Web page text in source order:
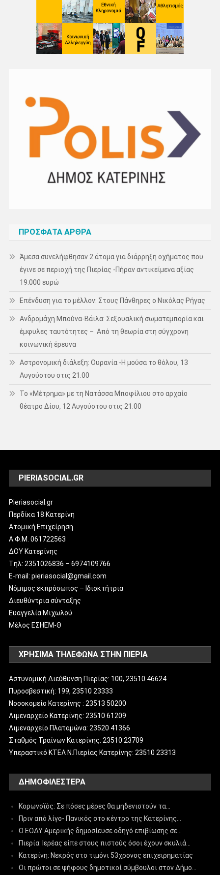
ΠΡΌΣΦΑΤΑ ΆΡΘΡΑ
Άμεσα συνελήφθησαν 2 άτομα για διάρρηξη οχήματος που
έγινε σε περιοχή της Πιερίας -Πήραν αντικείμενα αξίας
19.000 ευρώ
Επένδυση για το μέλλον: Στους Πάνθηρες ο Νικόλας Ρήγας
Ανδρομάχη Μπούνα-Βάιλα: Σεξουαλική σωματεμπορία και
έμφυλες ταυτότητες – Από τη θεωρία στη σύγχρονη
κοινωνική έρευνα
Αστρονομική διάλεξη: Ουρανία -Η μούσα το θόλου, 13
Αυγούστου στις 21.00
Το «Μέτρημα» με τη Νατάσσα Μποφίλιου στο αρχαίο
θέατρο Δίου, 12 Αυγούστου στις 21.00
PIERIASOCIAL.GR
Pieriasocial.gr
Περδίκα 18 Κατερίνη
Ατομική Επιχείρηση
Α.Φ.Μ. 061722563
ΔΟΥ Κατερίνης
Tηλ: 2351026836 – 6974109766
E-mail: pieriasocial@gmail.com
Νόμιμος εκπρόσωπος – Ιδιοκτήτρια
Διευθύντρια σύνταξης
Ευαγγελία Μιχωλού
Μέλος ΕΣΗΕΜ-Θ
ΧΡΗΣΙΜΑ ΤΗΛΕΦΩΝΑ ΣΤΗΝ ΠΙΕΡΙΑ
Αστυνομική Διεύθυνση Πιερίας: 100, 23510 46624
Πυροσβεστική: 199, 23510 23333
Νοσοκομείο Κατερίνης : 23513 50200
Λιμεναρχείο Κατερίνης: 23510 61209
Λιμεναρχείο Πλαταμώνα: 23520 41366
Σταθμός Τραίνων Κατερίνης: 23510 23709
Υπεραστικό ΚΤΕΛ Ν.Πιερίας Κατερίνης: 23510 23313
ΔΗΜΟΦΙΛΈΣΤΕΡΑ
Κορωνοϊός: Σε πόσες μέρες θα μηδενιστούν τα…
Πριν από λίγο- Πανικός στο κέντρο της Κατερίνης…
Ο ΕΟΔΥ Αμερικής δημοσίευσε οδηγό επιβίωσης σε…
Πιερία: Ιερέας είπε στους πιστούς όσοι έχουν σκυλιά…
Κατερίνη: Νεκρός στο τιμόνι 53χρονος επιχειρηματίας
Οι πρώτοι σε ψήφους δημοτικοί σύμβουλοι στον Δήμο…